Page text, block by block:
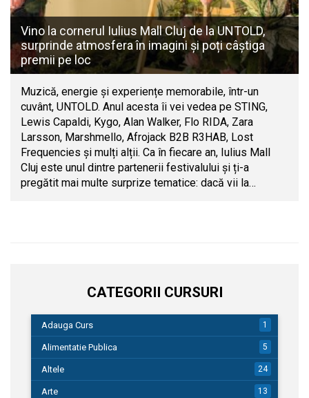
Vino la cornerul Iulius Mall Cluj de la UNTOLD,
surprinde atmosfera în imagini și poți câștiga
premii pe loc
Muzică, energie și experiențe memorabile, într-un
cuvânt, UNTOLD. Anul acesta îi vei vedea pe STING,
Lewis Capaldi, Kygo, Alan Walker, Flo RIDA, Zara
Larsson, Marshmello, Afrojack B2B R3HAB, Lost
Frequencies și mulți alții. Ca în fiecare an, Iulius Mall
Cluj este unul dintre partenerii festivalului și ți-a
pregătit mai multe surprize tematice: dacă vii la…
CATEGORII CURSURI
Adauga Curs 1
Alimentatie Publica 5
Altele 24
Arte 13